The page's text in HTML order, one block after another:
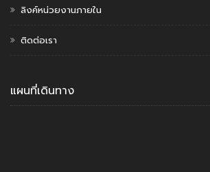
ลิงค์หน่วยงานภายใน
ติดต่อเรา
แผนที่เดินทาง